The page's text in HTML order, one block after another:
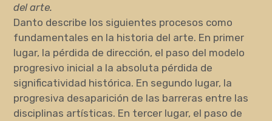
del arte.
Danto describe los siguientes procesos como
fundamentales en la historia del arte. En primer
lugar, la pérdida de dirección, el paso del modelo
progresivo inicial a la absoluta pérdida de
significatividad histórica. En segundo lugar, la
progresiva desaparición de las barreras entre las
disciplinas artísticas. En tercer lugar, el paso de